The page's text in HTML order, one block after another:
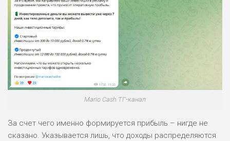
РИСКИ: СРЕДНИЕ
ДОХОД: ВЫСОКИЙ
БЮДЖЕТ: НИЗКИЙ
РИСКИ: НИЗКИЕ
Mario Cash ТГ-канал
За счет чего именно формируется прибыль – нигде не
сказано. Указывается лишь, что доходы распределяются